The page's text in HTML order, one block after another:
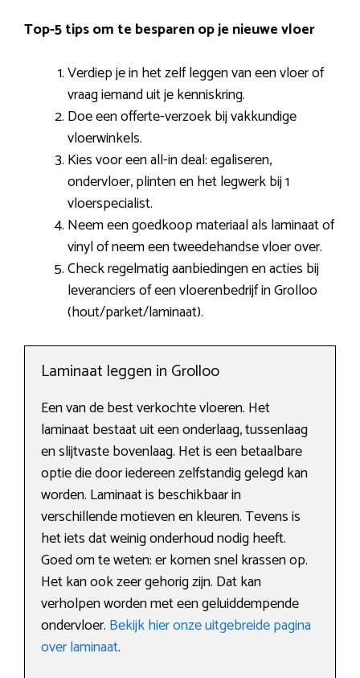
Top-5 tips om te besparen op je nieuwe vloer
Verdiep je in het zelf leggen van een vloer of
vraag iemand uit je kenniskring.
Doe een offerte-verzoek bij vakkundige
vloerwinkels.
Kies voor een all-in deal: egaliseren,
ondervloer, plinten en het legwerk bij 1
vloerspecialist.
Neem een goedkoop materiaal als laminaat of
vinyl of neem een tweedehandse vloer over.
Check regelmatig aanbiedingen en acties bij
leveranciers of een vloerenbedrijf in Grolloo
(hout/parket/laminaat).
Laminaat leggen in Grolloo
Een van de best verkochte vloeren. Het
laminaat bestaat uit een onderlaag, tussenlaag
en slijtvaste bovenlaag. Het is een betaalbare
optie die door iedereen zelfstandig gelegd kan
worden. Laminaat is beschikbaar in
verschillende motieven en kleuren. Tevens is
het iets dat weinig onderhoud nodig heeft.
Goed om te weten: er komen snel krassen op.
Het kan ook zeer gehorig zijn. Dat kan
verholpen worden met een geluiddempende
ondervloer. Bekijk hier onze uitgebreide pagina
over laminaat.